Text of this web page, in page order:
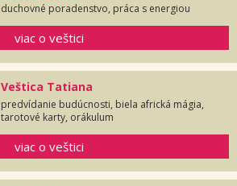
duchovné poradenstvo, práca s energiou
viac o veštici
Veštica Tatiana
predvídanie budúcnosti, biela africká mágia,
tarotové karty, orákulum
viac o veštici